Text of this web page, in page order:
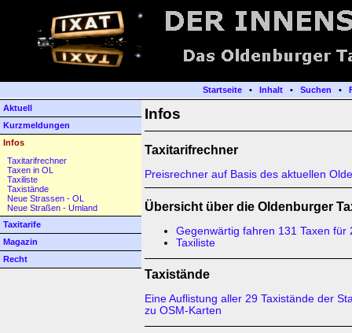
Startseite• Inhalt• Suchen •
Aktuell
Kurzmeldungen
Infos
Taxitarifrechner
Taxen in OL
Taxiliste
Taxistände
Neue Strassen - OL
Neue Straßen - Umland
Taxitarife
Magazin
Recht
Infos
Taxitarifrechner
Preisrechner auf Basis des aktuellen
Übersicht über die Oldenburger
Gegenwärtig fahren 131 Taxen
Taxiliste
Taxistände
Eine Auflistung aller 29 Taxistände der
zu OSM-Karten